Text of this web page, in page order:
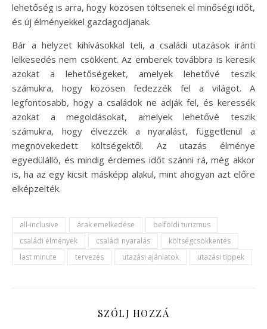
lehetőség is arra, hogy közösen töltsenek el minőségi időt,
és új élményekkel gazdagodjanak.
Bár a helyzet kihívásokkal teli, a családi utazások iránti
lelkesedés nem csökkent. Az emberek továbbra is keresik
azokat a lehetőségeket, amelyek lehetővé teszik
számukra, hogy közösen fedezzék fel a világot. A
legfontosabb, hogy a családok ne adják fel, és keressék
azokat a megoldásokat, amelyek lehetővé teszik
számukra, hogy élvezzék a nyaralást, függetlenül a
megnövekedett költségektől. Az utazás élménye
egyedülálló, és mindig érdemes időt szánni rá, még akkor
is, ha az egy kicsit másképp alakul, mint ahogyan azt előre
elképzelték.
all-inclusive árak emelkedése
belföldi turizmus
családi élmények
családi nyaralás
költségcsökkentés
last minute
tervezés utazási ajánlatok utazási tippek
SZÓLJ HOZZÁ